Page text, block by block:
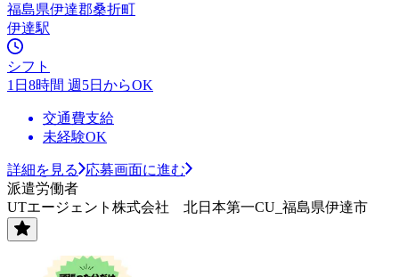
福島県伊達郡桑折町
伊達駅
シフト
1日8時間 週5日からOK
交通費支給
未経験OK
詳細を見る
応募画面に進む
派遣労働者
UTエージェント株式会社 北日本第一CU_福島県伊達市